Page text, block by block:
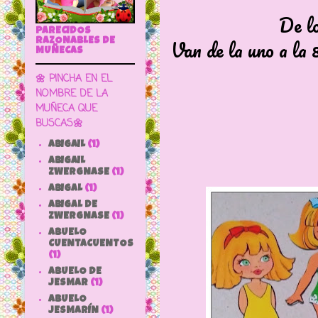
De
Van de la uno a la
PARECIDOS
RAZONABLES DE
MUÑECAS
🌼 PINCHA EN EL
NOMBRE DE LA
MUÑECA QUE
BUSCAS🌼
ABIGAIL (1)
ABIGAIL
ZWERGNASE (1)
ABIGAL (1)
ABIGAL DE
ZWERGNASE (1)
ABUELO
CUENTACUENTOS
(1)
ABUELO DE
JESMAR (1)
ABUELO
JESMARÍN (1)